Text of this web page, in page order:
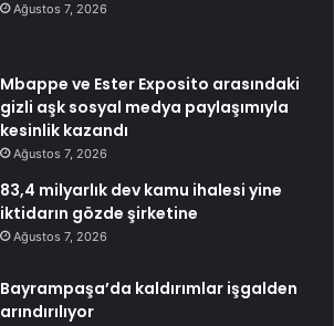
Ağustos 7, 2026
Mbappe ve Ester Exposito arasındaki
gizli aşk sosyal medya paylaşımıyla
kesinlik kazandı
Ağustos 7, 2026
83,4 milyarlık dev kamu ihalesi yine
iktidarın gözde şirketine
Ağustos 7, 2026
Bayrampaşa’da kaldırımlar işgalden
arındırılıyor